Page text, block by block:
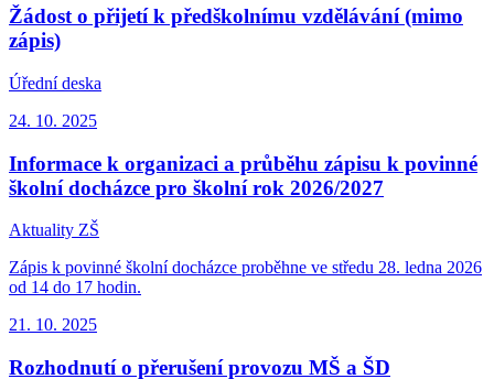
Žádost o přijetí k předškolnímu vzdělávání (mimo
zápis)
Úřední deska
24. 10. 2025
Informace k organizaci a průběhu zápisu k povinné
školní docházce pro školní rok 2026/2027
Aktuality ZŠ
Zápis k povinné školní docházce proběhne ve středu 28. ledna 2026
od 14 do 17 hodin.
21. 10. 2025
Rozhodnutí o přerušení provozu MŠ a ŠD